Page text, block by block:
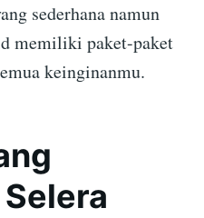
sederhana namun
memiliki paket-paket
keinginanmu.